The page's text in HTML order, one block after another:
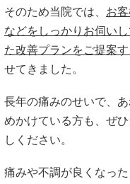
そのため当院では、 お
などをしっかりお伺い
た改善プランをご提案
せてきました。
長年の痛みのせいで、
めかけている方も、ぜ
しください。
痛みや不調が良くなった